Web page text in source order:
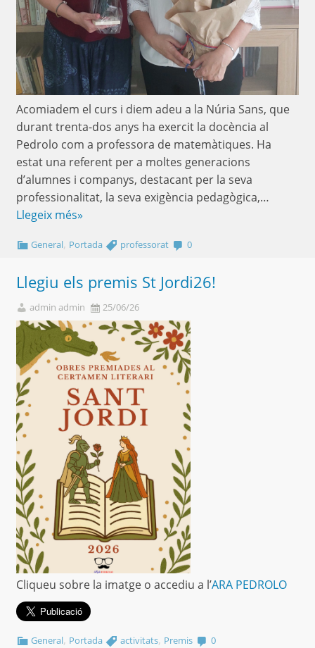
Acomiadem el curs i diem adeu a la Núria Sans, que
durant trenta-dos anys ha exercit la docència al
Pedrolo com a professora de matemàtiques. Ha
estat una referent per a moltes generacions
d’alumnes i companys, destacant per la seva
professionalitat, la seva exigència pedagògica,…
Llegeix més»
General, Portada professorat 0
Llegiu els premis St Jordi26!
admin admin 25/06/26
Cliqueu sobre la imatge o accediu a l’ARA PEDROLO
General, Portada activitats, Premis 0